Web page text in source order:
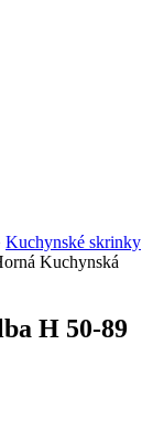
Kuchynské skrinky
Kuchynská
H 50-89